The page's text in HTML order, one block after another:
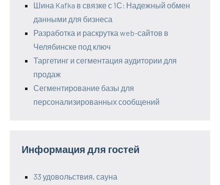
Шина Kafka в связке с 1С: Надежный обмен
данными для бизнеса
Разработка и раскрутка web-сайтов в
Челябинске под ключ
Таргетинг и сегментация аудитории для
продаж
Сегментирование базы для
персонализированных сообщений
Информация для гостей
33 удовольствия, сауна